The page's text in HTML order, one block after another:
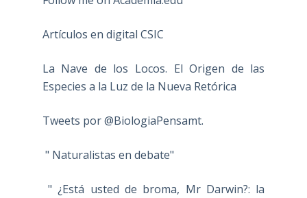
Artículos en digital CSIC
La Nave de los Locos. El Origen de las
Especies a la Luz de la Nueva Retórica
Tweets por @BiologiaPensamt.
" Naturalistas en debate"
" ¿Está usted de broma, Mr Darwin?: la